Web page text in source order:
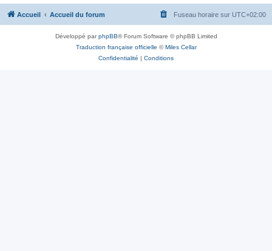
Accueil Accueil du forum Fuseau horaire sur UTC+02:00
Développé parphpBB® Forum Software © phpBB Limited
Traduction française officielle ©Miles Cellar
Confidentialité | Conditions